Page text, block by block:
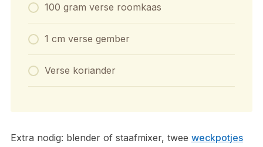
100 gram verse roomkaas
1 cm verse gember
Verse koriander
Extra nodig: blender of staafmixer, twee weckpotjes